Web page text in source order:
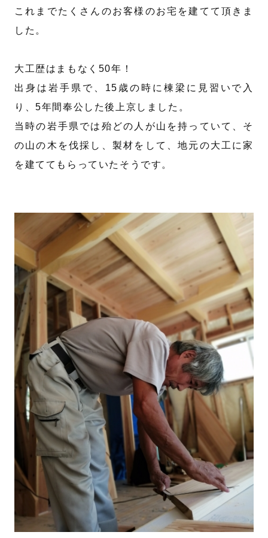
これまでたくさんのお客様のお宅を建てて頂きま
した。
大工歴はまもなく50年！
出身は岩手県で、15歳の時に棟梁に見習いで入
り、5年間奉公した後上京しました。
当時の岩手県では殆どの人が山を持っていて、そ
の山の木を伐採し、製材をして、地元の大工に家
を建ててもらっていたそうです。